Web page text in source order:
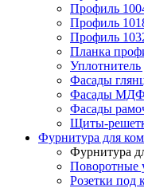
Профиль
Профиль
Профиль
Планка
Фасады
Фасады МДФ
Фасады
Щиты-
Фурнитура для
Фурнитура
Поворотные
Розетки под